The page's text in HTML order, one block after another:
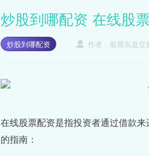
炒股到哪配资 在线股
炒股到哪配资 作者：股票实盘交
在线股票配资是指投资者通过借款
的指南：